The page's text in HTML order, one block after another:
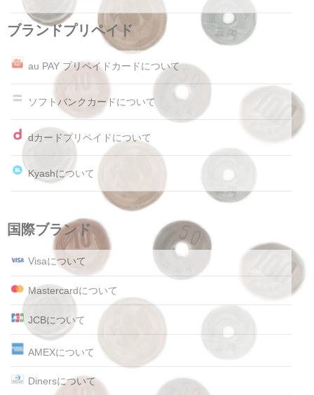
ブランドプリペイド
au PAY プリペイドカードについて
ソフトバンクカードについて
dカードプリペイドについて
Kyashについて
国際ブランド
Visaについて
Mastercardについて
JCBについて
AMEXについて
Dinersについて